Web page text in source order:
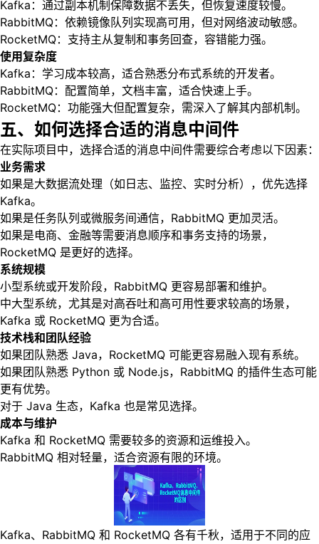
Kafka：通过副本机制保障数据不丢失，但恢复速度较慢。
RabbitMQ：依赖镜像队列实现高可用，但对网络波动敏感。
RocketMQ：支持主从复制和事务回查，容错能力强。
使用复杂度
Kafka：学习成本较高，适合熟悉分布式系统的开发者。
RabbitMQ：配置简单，文档丰富，适合快速上手。
RocketMQ：功能强大但配置复杂，需深入了解其内部机制。
五、如何选择合适的消息中间件
在实际项目中，选择合适的消息中间件需要综合考虑以下因素：
业务需求
如果是大数据流处理（如日志、监控、实时分析），优先选择
Kafka。
如果是任务队列或微服务间通信，RabbitMQ 更加灵活。
如果是电商、金融等需要消息顺序和事务支持的场景，
RocketMQ 是更好的选择。
系统规模
小型系统或开发阶段，RabbitMQ 更容易部署和维护。
中大型系统，尤其是对高吞吐和高可用性要求较高的场景，
Kafka 或 RocketMQ 更为合适。
技术栈和团队经验
如果团队熟悉 Java，RocketMQ 可能更容易融入现有系统。
如果团队熟悉 Python 或 Node.js，RabbitMQ 的插件生态可能
更有优势。
对于 Java 生态，Kafka 也是常见选择。
成本与维护
Kafka 和 RocketMQ 需要较多的资源和运维投入。
RabbitMQ 相对轻量，适合资源有限的环境。
Kafka、RabbitMQ 和 RocketMQ 各有千秋，适用于不同的应